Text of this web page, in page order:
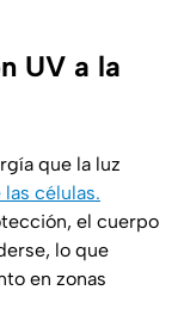
UV a la
que la luz
células.
el cuerpo
lo que
en zonas